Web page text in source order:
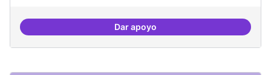
Dar apoyoProjecte Pilot - Refugi